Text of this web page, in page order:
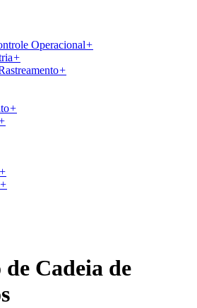
Operacional+
+
+
+
+
+
de Cadeia de